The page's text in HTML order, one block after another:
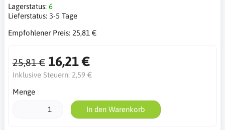
Lagerstatus: 6
Lieferstatus: 3-5 Tage
Empfohlener Preis: 25,81 €
25,81 € 16,21 €
Inklusive Steuern: 2,59 €
Menge
In den Warenkorb